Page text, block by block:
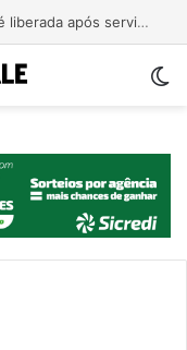
Estrada entre Roca Sales e Muçum é liberada após serviços de manutenção